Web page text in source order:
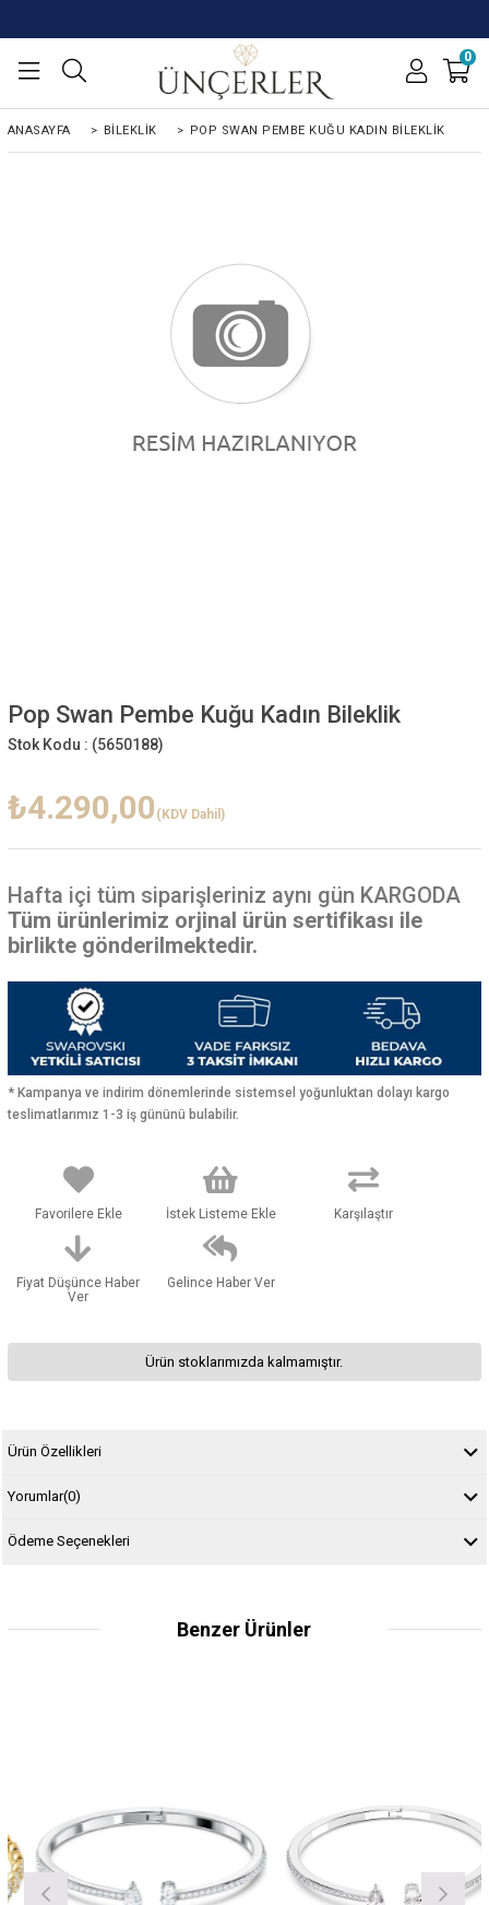
0
ANASAYFA > BİLEKLİK > POP SWAN PEMBE KUĞU KADIN BILEKLIK
Pop Swan Pembe Kuğu Kadın Bileklik
Stok Kodu : (5650188)
₺4.290,00 (KDV Dahil)
Hafta içi tüm siparişleriniz aynı gün KARGODA
Tüm ürünlerimiz orjinal ürün sertifikası ile
birlikte gönderilmektedir.
* Kampanya ve indirim dönemlerinde sistemsel yoğunluktan dolayı kargo
teslimatlarımız 1-3 iş gününü bulabilir.
Favorilere Ekle İstek Listeme Ekle Karşılaştır
Fiyat Düşünce Haber
Ver
Gelince Haber Ver
Ürün stoklarımızda kalmamıştır.
Ürün Özellikleri
Yorumlar(0)
Ödeme Seçenekleri
Benzer Ürünler